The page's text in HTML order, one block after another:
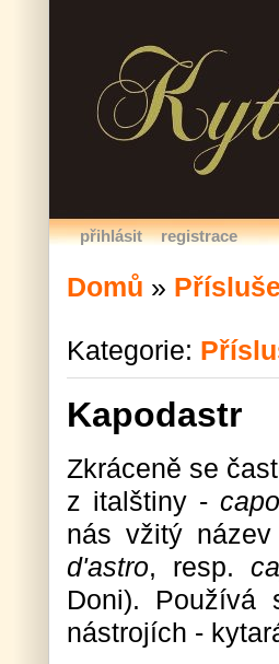
přihlásit registrace
Domů »
Kategorie:
Kapodastr
Zkráceně se
z italštiny -
nás vžitý
d'astro, resp.
Doni). Používá
nástrojích -